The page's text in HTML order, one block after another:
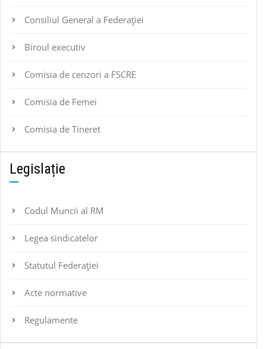
Consiliul General a Federației
Biroul executiv
Comisia de cenzori a FSCRE
Comisia de Femei
Comisia de Tineret
Legislație
Codul Muncii al RM
Legea sindicatelor
Statutul Federaţiei
Acte normative
Regulamente